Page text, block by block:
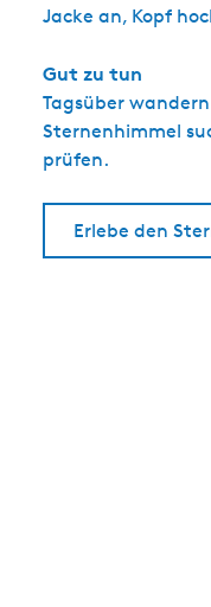
Jacke an, Kopf
Gut zu tun
Tagsüber
Sternenhimmel
prüfen.
Erlebe den